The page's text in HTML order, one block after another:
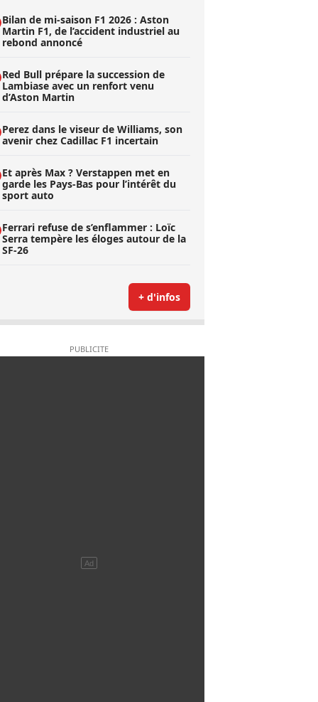
Bilan de mi-saison F1 2026 : Aston
Martin F1, de l’accident industriel au
rebond annoncé
Red Bull prépare la succession de
Lambiase avec un renfort venu
d’Aston Martin
Perez dans le viseur de Williams, son
avenir chez Cadillac F1 incertain
Et après Max ? Verstappen met en
garde les Pays-Bas pour l’intérêt du
sport auto
Ferrari refuse de s’enflammer : Loïc
Serra tempère les éloges autour de la
SF-26
+ d'infos